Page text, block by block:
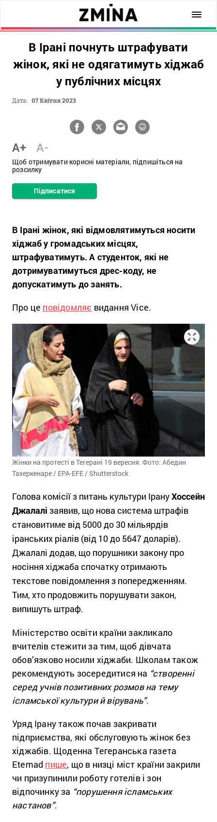
В Ірані почнуть штрафувати
жінок, які не одягатимуть хіджаб
у публічних місцях
Дата: 07 Квітня 2023
A+ A-
Щоб отримувати корисні матеріали, підпишіться на
розсилку
Підписатися
В Ірані жінок, які відмовлятимуться носити
хіджаб у громадських місцях,
штрафуватимуть. А студенток, які не
дотримуватимуться дрес-коду, не
допускатимуть до занять.
Про це повідомляє видання Vice.
Жінки на протесті в Тегерані 19 вересня. Фото: Абедин
Тахеркенаре / EPA-EFE / Shutterstock
Голова комісії з питань культури ІрануХоссейн
Джалалі заявив, що нова система штрафів
становитиме від 5000 до 30 мільярдів
іранських ріалів (від 10 до 5647 доларів).
Джалалі додав, що порушники закону про
носіння хіджаба спочатку отримають
текстове повідомлення з попередженням.
Тим, хто продовжить порушувати закон,
випишуть штраф.
Міністерство освіти країни закликало
вчителів стежити за тим, щоб дівчата
обов’язково носили хіджаби. Школам також
рекомендують зосередитися на “створенні
серед учнів позитивних розмов на тему
ісламської культури й вірувань”.
Уряд Ірану також почав закривати
підприємства, які обслуговують жінок без
хіджабів. Щоденна Тегеранська газета
Etemad пише, що в низці міст країни закрили
чи призупинили роботу готелів і зон
відпочинку за “порушення ісламських
настанов”.